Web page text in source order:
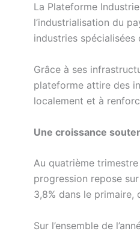
La Plateforme
l’industrialisation du
industries
Grâce à ses
plateforme attire des
localement et à
Une croissance
Au quatrième
progression repose
3,8% dans le primaire,
Sur l’ensemble de